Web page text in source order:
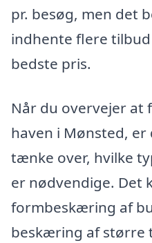
pr. besøg, men det
indhente flere
bedste pris.
Når du overvejer
haven i Mønsted,
tænke over, hvilke
er nødvendige. Det
formbeskæring af
beskæring af større